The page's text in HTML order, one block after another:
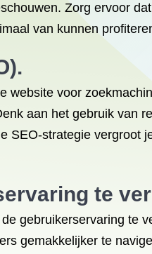
Zorg ervoor
van kunnen
website voor
aan het gebruik van
SEO-strategie vergroot
te
gebruikerservaring te
gemakkelijker te